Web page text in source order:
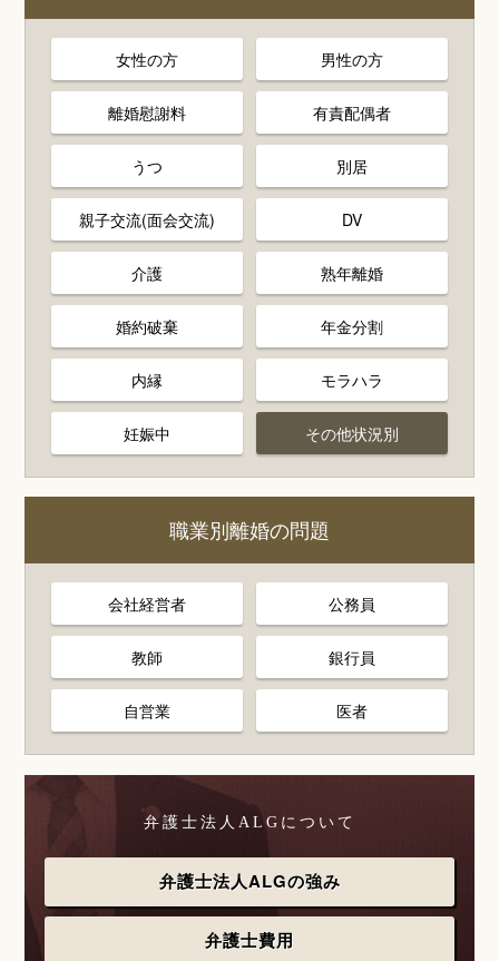
女性の方 男性の方
離婚慰謝料 有責配偶者
うつ 別居
親子交流(面会交流) DV
介護 熟年離婚
婚約破棄 年金分割
内縁 モラハラ
妊娠中 その他状況別
職業別離婚の問題
会社経営者 公務員
教師 銀行員
自営業 医者
弁護士法人ALGについて
弁護士法人ALGの強み
弁護士費用